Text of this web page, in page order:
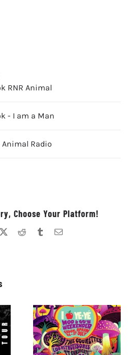
RNR Animal
- I am a Man
Animal Radio
Choose Your Platform!
Reddit TumblrCorreo